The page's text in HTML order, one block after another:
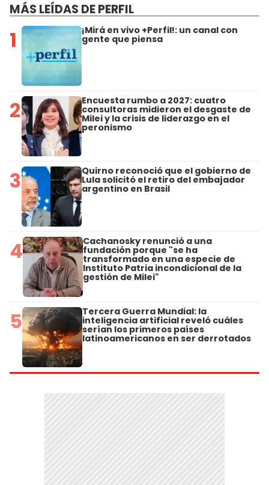
MÁS LEÍDAS DE PERFIL
1 ¡Mirá en vivo +Perfil!: un canal con
gente que piensa
2 Encuesta rumbo a 2027: cuatro
consultoras midieron el desgaste de
Milei y la crisis de liderazgo en el
peronismo
3 Quirno reconoció que el gobierno de
Lula solicitó el retiro del embajador
argentino en Brasil
4 Cachanosky renunció a una
fundación porque "se ha
transformado en una especie de
Instituto Patria incondicional de la
gestión de Milei"
5 Tercera Guerra Mundial: la
inteligencia artificial reveló cuáles
serían los primeros países
latinoamericanos en ser derrotados